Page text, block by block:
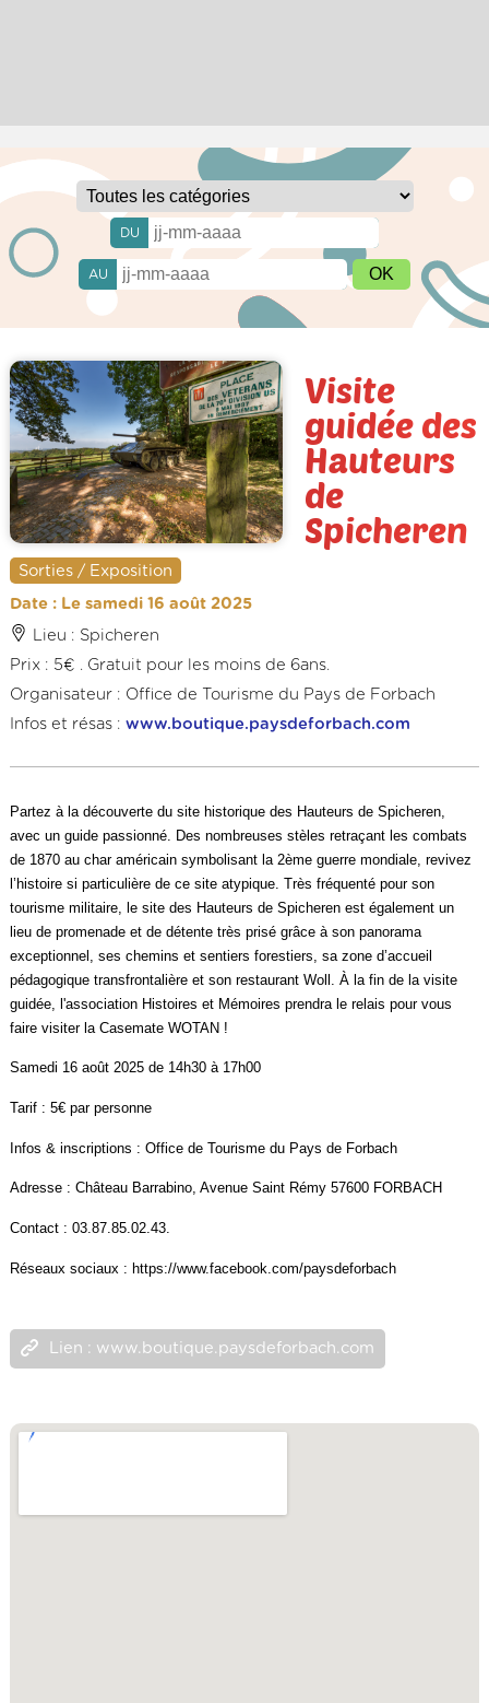
DU
AU
Visite
guidée des
Hauteurs
de
Spicheren
Sorties / Exposition
Date : Le samedi 16 août 2025
Lieu : Spicheren
Prix : 5€ . Gratuit pour les moins de 6ans.
Organisateur : Office de Tourisme du Pays de Forbach
Infos et résas : www.boutique.paysdeforbach.com
Partez à la découverte du site historique des Hauteurs de Spicheren,
avec un guide passionné. Des nombreuses stèles retraçant les combats
de 1870 au char américain symbolisant la 2ème guerre mondiale, revivez
l’histoire si particulière de ce site atypique. Très fréquenté pour son
tourisme militaire, le site des Hauteurs de Spicheren est également un
lieu de promenade et de détente très prisé grâce à son panorama
exceptionnel, ses chemins et sentiers forestiers, sa zone d’accueil
pédagogique transfrontalière et son restaurant Woll. À la fin de la visite
guidée, l'association Histoires et Mémoires prendra le relais pour vous
faire visiter la Casemate WOTAN !
Samedi 16 août 2025 de 14h30 à 17h00
Tarif : 5€ par personne
Infos & inscriptions : Office de Tourisme du Pays de Forbach
Adresse : Château Barrabino, Avenue Saint Rémy 57600 FORBACH
Contact : 03.87.85.02.43.
Réseaux sociaux : https://www.facebook.com/paysdeforbach
Lien : www.boutique.paysdeforbach.com